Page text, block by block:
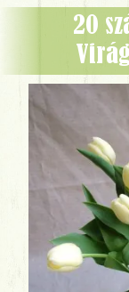
20 szál tulipán vázában -